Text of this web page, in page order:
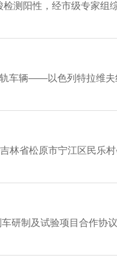
测阳性，经市级专家组
车辆——以色列特拉维夫
林省松原市宁江区民乐村
研制及试验项目合作协